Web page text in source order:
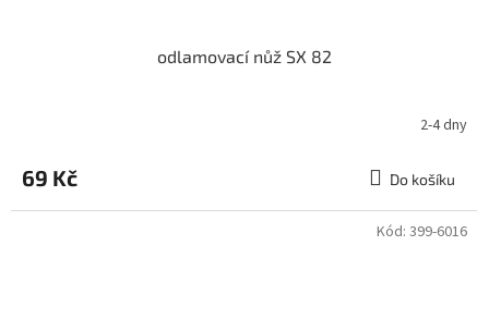
odlamovací nůž SX 82
2-4 dny
69 Kč Do košíku
Kód: 399-6016